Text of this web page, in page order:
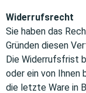
Widerrufsrecht
Sie haben das
Gründen diesen
Die Widerrufsfrist
oder ein von
die letzte Ware in